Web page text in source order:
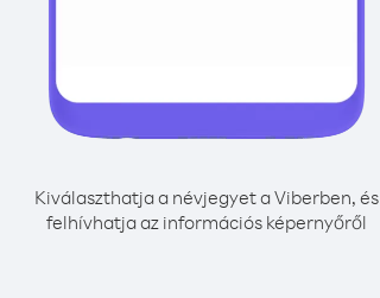
Kiválaszthatja a névjegyet a Viberben, és
felhívhatja az információs képernyőről